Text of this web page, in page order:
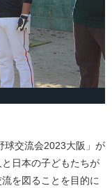
交流会2023大阪」が
日本の子どもたちが
を図ることを目的に